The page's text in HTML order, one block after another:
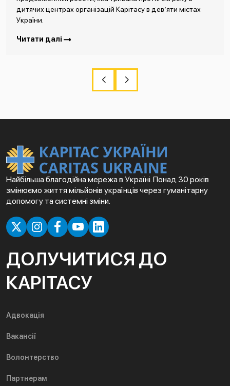
дитячих центрах організацій Карітасу в дев’яти містах
України.
Читати далі
Найбільша благодійна мережа в Україні. Понад 30 років
змінюємо життя мільйонів українців через гуманітарну
допомогу та системні зміни.
ДОЛУЧИТИСЯ ДО
КАРІТАСУ
Адвокація
Вакансії
Волонтерство
Партнерам